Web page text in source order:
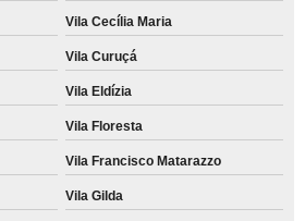
Vila Cecília Maria
Vila Curuçá
Vila Eldízia
Vila Floresta
Vila Francisco Matarazzo
Vila Gilda